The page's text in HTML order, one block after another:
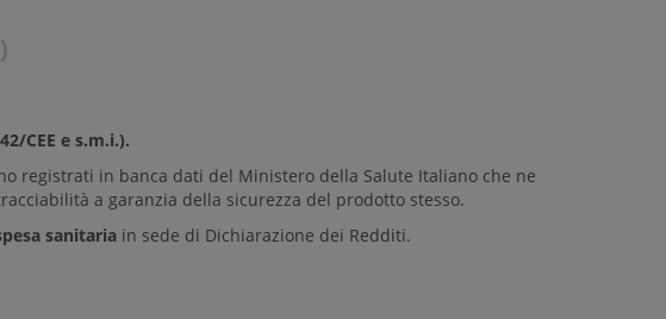
CEE e s.m.i.).
registrati in banca dati del Ministero della Salute Italiano che ne
a garanzia della sicurezza del prodotto stesso.
sanitariain sede di Dichiarazione dei Redditi.